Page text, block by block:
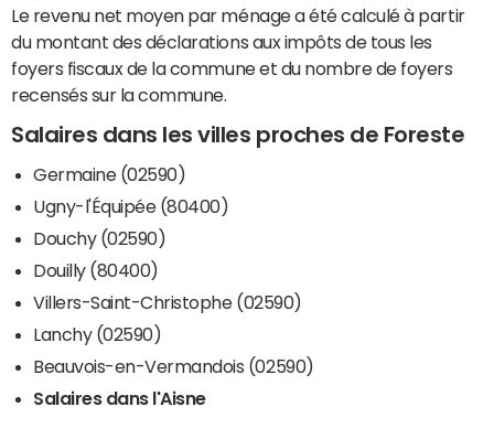
Le revenu net moyen par ménage a été calculé à partir
du montant des déclarations aux impôts de tous les
foyers fiscaux de la commune et du nombre de foyers
recensés sur la commune.
Salaires dans les villes proches de Foreste
Germaine (02590)
Ugny-l'Équipée (80400)
Douchy (02590)
Douilly (80400)
Villers-Saint-Christophe (02590)
Lanchy (02590)
Beauvois-en-Vermandois (02590)
Salaires dans l'Aisne